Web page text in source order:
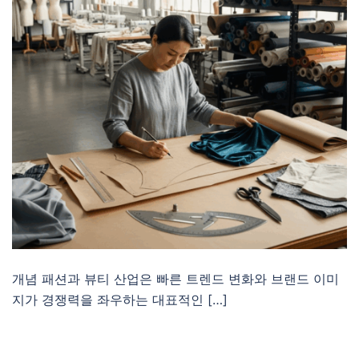
개념 패션과 뷰티 산업은 빠른 트렌드 변화와 브랜드 이미
지가 경쟁력을 좌우하는 대표적인 […]